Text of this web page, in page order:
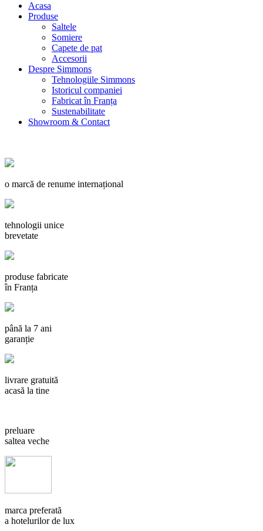
Acasa
Produse
Saltele
Somiere
Capete de pat
Accesorii
Despre Simmons
Tehnologiile Simmons
Istoricul companiei
Fabricat în Franța
Sustenabilitate
Showroom & Contact
o marcă de renume internațional
tehnologii unice
brevetate
produse fabricate
în Franța
până la 7 ani
garanție
livrare gratuită
acasă la tine
preluare
saltea veche
marca preferată
a hotelurilor de lux